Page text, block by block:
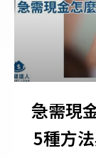
急需現
5種方